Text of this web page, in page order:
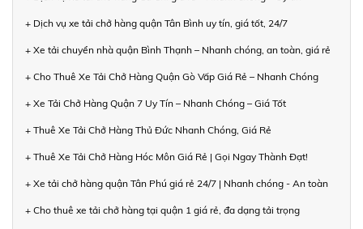
+ Dịch vụ xe tải chở hàng quận Tân Bình uy tín, giá tốt, 24/7
+ Xe tải chuyển nhà quận Bình Thạnh – Nhanh chóng, an toàn, giá rẻ
+ Cho Thuê Xe Tải Chở Hàng Quận Gò Vấp Giá Rẻ – Nhanh Chóng
+ Xe Tải Chở Hàng Quận 7 Uy Tín – Nhanh Chóng – Giá Tốt
+ Thuê Xe Tải Chở Hàng Thủ Đức Nhanh Chóng, Giá Rẻ
+ Thuê Xe Tải Chở Hàng Hóc Môn Giá Rẻ | Gọi Ngay Thành Đạt!
+ Xe tải chở hàng quận Tân Phú giá rẻ 24/7 | Nhanh chóng - An toàn
+ Cho thuê xe tải chở hàng tại quận 1 giá rẻ, đa dạng tải trọng